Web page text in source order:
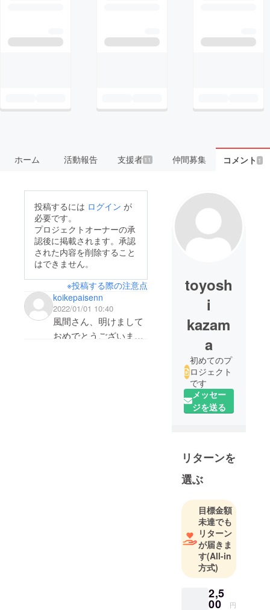
ホーム 活動報告 支援者 11 仲間募集 コメント 1
投稿するには ログイン が
必要です。
プロジェクトオーナーの承
認後に掲載されます。承認
された内容を削除すること
はできません。
※投稿する際の注意点
koikepaisenn
2022/01/01 10:40
風間さん、明けまして
おめでとうございま
toyosh
i
kazam
a
初めてのプ
ロジェクト
です
メッセー
ジを送る
リターンを
選ぶ
目標金額
未達でも
リターン
が届きま
す(All-in
方式)
2,5
00 円